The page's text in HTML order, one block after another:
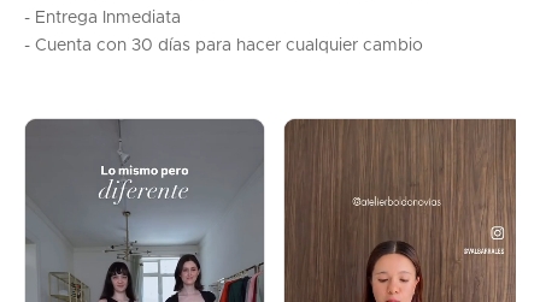
- Entrega Inmediata
- Cuenta con 30 días para hacer cualquier cambio